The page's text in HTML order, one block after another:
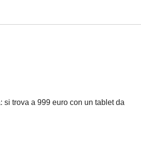
trova a 999 euro con un tablet da